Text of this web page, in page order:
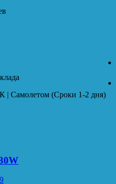
Самолетом (Сроки 1-2 дня)